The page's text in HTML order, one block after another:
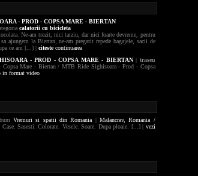
- PROD - COPSA MARE - BIERTAN
calatorii cu bicicleta
Ne-am trezit, nici tarziu, dar nici foarte devreme, pentru
ajungem la Biertan, ne-am pregatit repede bagajele, sacii de
ce am [...] | citestecontinuarea
- PROD - COPSA MARE - BIERTAN| traseu
Copsa Mare - Biertan / MTB Ride Sighisoara - Prod - Copsa
in format video
Vremuri si spatii din Romania | Malancrav,Romania /
Sasesti. Colorate. Vesele. Soare. Dupa ploaie. [...] | vezi